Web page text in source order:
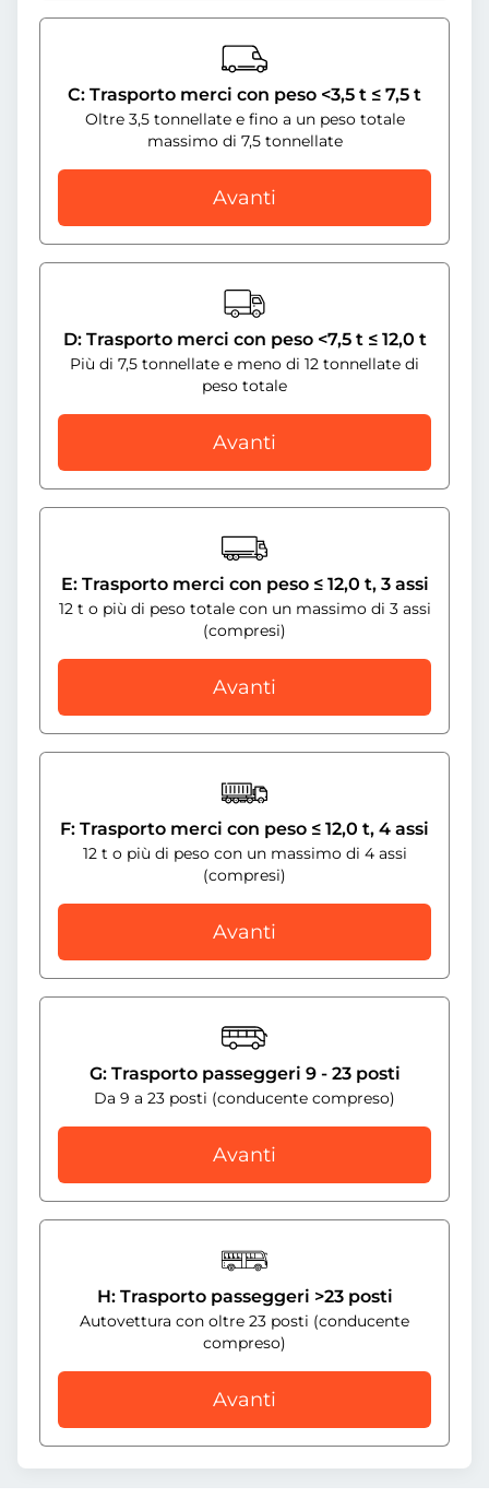
C: Trasporto merci con peso <3,5 t ≤ 7,5 t
Oltre 3,5 tonnellate e fino a un peso totale
massimo di 7,5 tonnellate
Avanti
D: Trasporto merci con peso <7,5 t ≤ 12,0 t
Più di 7,5 tonnellate e meno di 12 tonnellate di
peso totale
Avanti
E: Trasporto merci con peso ≤ 12,0 t, 3 assi
12 t o più di peso totale con un massimo di 3 assi
(compresi)
Avanti
F: Trasporto merci con peso ≤ 12,0 t, 4 assi
12 t o più di peso con un massimo di 4 assi
(compresi)
Avanti
G: Trasporto passeggeri 9 - 23 posti
Da 9 a 23 posti (conducente compreso)
Avanti
H: Trasporto passeggeri >23 posti
Autovettura con oltre 23 posti (conducente
compreso)
Avanti